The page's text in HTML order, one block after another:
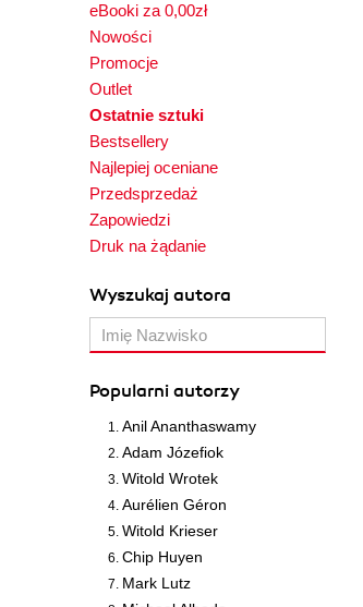
eBooki za 0,00zł
Nowości
Promocje
Outlet
Ostatnie sztuki
Bestsellery
Najlepiej oceniane
Przedsprzedaż
Zapowiedzi
Druk na żądanie
Wyszukaj autora
Popularni autorzy
Anil Ananthaswamy
Adam Józefiok
Witold Wrotek
Aurélien Géron
Witold Krieser
Chip Huyen
Mark Lutz